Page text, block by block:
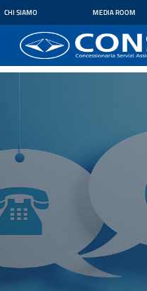
CHI SIAMO MEDIA ROOM